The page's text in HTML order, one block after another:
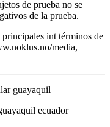
de prueba no se
de la prueba.
int términos de
media,